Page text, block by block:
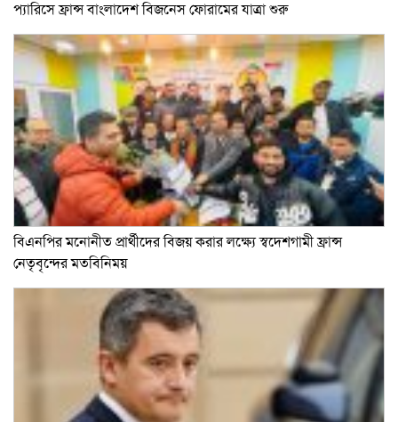
প্যারিসে ফ্রান্স বাংলাদেশ বিজনেস ফোরামের যাত্রা শুরু
বিএনপির মনোনীত প্রার্থীদের বিজয় করার লক্ষ্যে স্বদেশগামী ফ্রান্স
নেতৃবৃন্দের মতবিনিময়